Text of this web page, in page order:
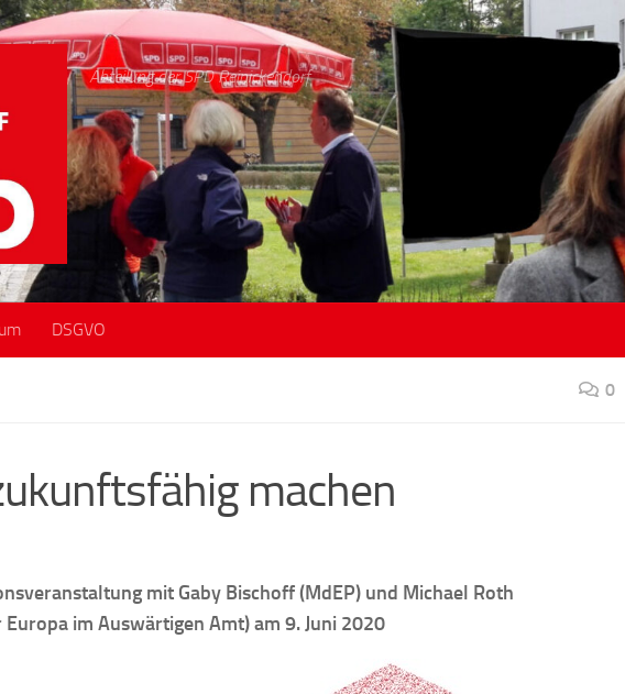
Abteilung der SPD Reinickendorf
DSGVO
0
machen
mit Gaby Bischoff (MdEP) und Michael Roth
im Auswärtigen Amt) am 9. Juni 2020